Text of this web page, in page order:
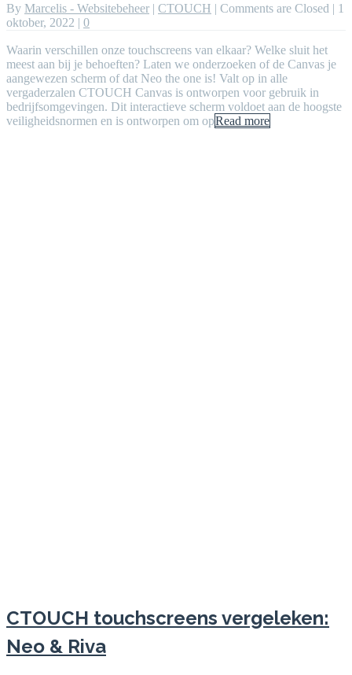
By Marcelis - Websitebeheer | CTOUCH | Comments are Closed | 1
oktober, 2022 | 0
Waarin verschillen onze touchscreens van elkaar? Welke sluit het
meest aan bij je behoeften? Laten we onderzoeken of de Canvas je
aangewezen scherm of dat Neo the one is! Valt op in alle
vergaderzalen CTOUCH Canvas is ontworpen voor gebruik in
bedrijfsomgevingen. Dit interactieve scherm voldoet aan de hoogste
veiligheidsnormen en is ontworpen om opRead more
CTOUCH touchscreens vergeleken:
Neo & Riva